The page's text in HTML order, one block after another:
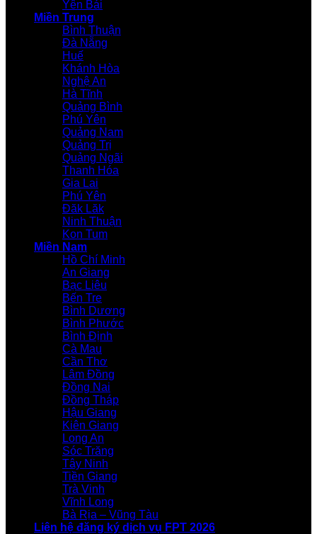
Yên Bái
Miền Trung
Bình Thuận
Đà Nẵng
Huế
Khánh Hòa
Nghệ An
Hà Tĩnh
Quảng Bình
Phú Yên
Quảng Nam
Quảng Trị
Quảng Ngãi
Thanh Hóa
Gia Lai
Phú Yên
Đăk Lăk
Ninh Thuận
Kon Tum
Miền Nam
Hồ Chí Minh
An Giang
Bạc Liêu
Bến Tre
Bình Dương
Bình Phước
Bình Định
Cà Mau
Cần Thơ
Lâm Đồng
Đồng Nai
Đồng Tháp
Hậu Giang
Kiên Giang
Long An
Sóc Trăng
Tây Ninh
Tiền Giang
Trà Vinh
Vĩnh Long
Bà Rịa – Vũng Tàu
Liên hệ đăng ký dịch vụ FPT 2026